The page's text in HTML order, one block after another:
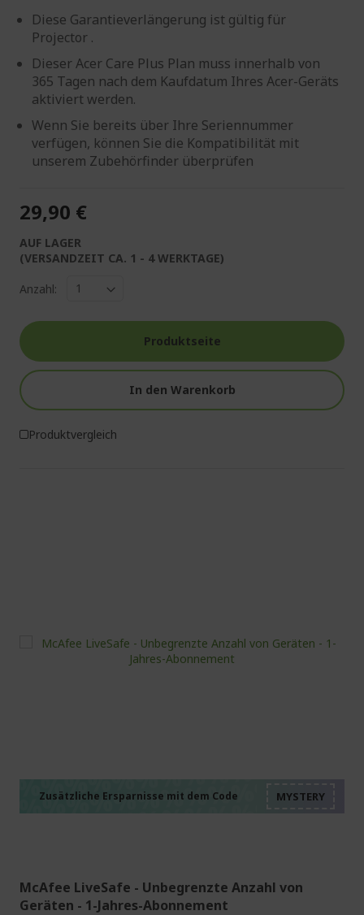
Diese Garantieverlängerung ist gültig für
Projector .
Dieser Acer Care Plus Plan muss innerhalb von
365 Tagen nach dem Kaufdatum Ihres Acer-Geräts
aktiviert werden.
Wenn Sie bereits über Ihre Seriennummer
verfügen, können Sie die Kompatibilität mit
unserem Zubehörfinder überprüfen
29,90 €
AUF LAGER
(VERSANDZEIT CA. 1 - 4 WERKTAGE)
Anzahl:
Produktseite
In den Warenkorb
Produktvergleich
Zusätzliche Ersparnisse mit dem Code
McAfee LiveSafe - Unbegrenzte Anzahl von
Geräten - 1-Jahres-Abonnement